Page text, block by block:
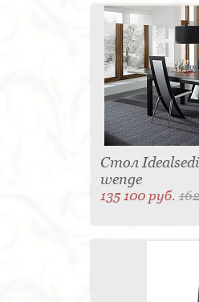
Стол
wenge
135 100 руб.